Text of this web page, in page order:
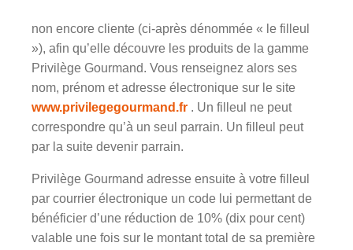
non encore cliente (ci-après dénommée « le filleul
»), afin qu’elle découvre les produits de la gamme
Privilège Gourmand. Vous renseignez alors ses
nom, prénom et adresse électronique sur le site
www.privilegegourmand.fr . Un filleul ne peut
correspondre qu’à un seul parrain. Un filleul peut
par la suite devenir parrain.
Privilège Gourmand adresse ensuite à votre filleul
par courrier électronique un code lui permettant de
bénéficier d’une réduction de 10% (dix pour cent)
valable une fois sur le montant total de sa première